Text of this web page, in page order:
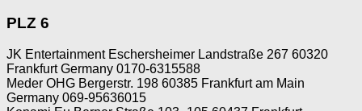
PLZ 6
JK Entertainment Eschersheimer Landstraße 267 60320
Frankfurt Germany 0170-6315588
Meder OHG Bergerstr. 198 60385 Frankfurt am Main
Germany 069-95636015